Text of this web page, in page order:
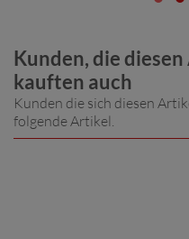
Kunden, die
kauften auch
Kunden die sich diesen
folgende Artikel.